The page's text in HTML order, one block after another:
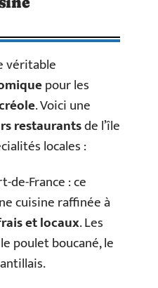
véritable
pour les
. Voici une
restaurantsde l’île
locales :
de-France : ce
cuisine raffinée à
et locaux. Les
poulet boucané, le